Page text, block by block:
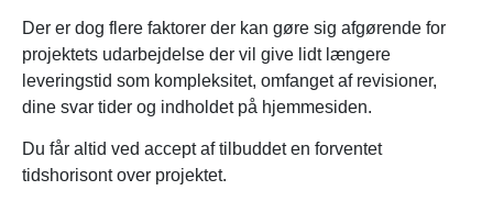
Der er dog flere faktorer der kan gøre sig afgørende for
projektets udarbejdelse der vil give lidt længere
leveringstid som kompleksitet, omfanget af revisioner,
dine svar tider og indholdet på hjemmesiden.
Du får altid ved accept af tilbuddet en forventet
tidshorisont over projektet.